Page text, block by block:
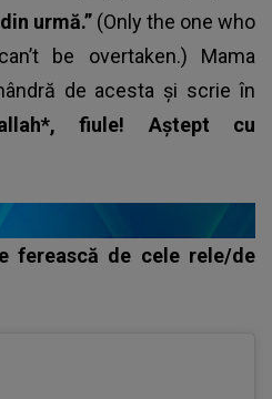
urmă.” (Only the one who
be overtaken.) Mama
de acesta și scrie în
fiule! Aștept cu
ferească de cele rele/de